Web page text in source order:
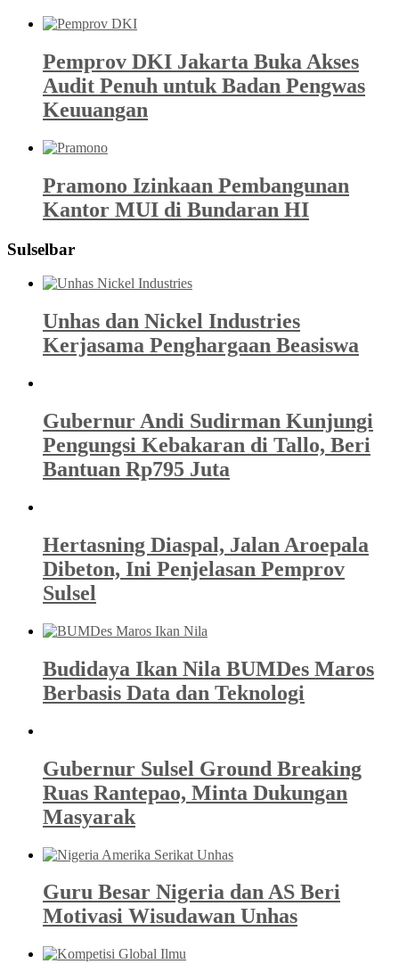
Pemprov DKI Jakarta Buka Akses
Audit Penuh untuk Badan Pengwas
Keuuangan
Pramono Izinkaan Pembangunan
Kantor MUI di Bundaran HI
Sulselbar
Unhas dan Nickel Industries
Kerjasama Penghargaan Beasiswa
Gubernur Andi Sudirman Kunjungi
Pengungsi Kebakaran di Tallo, Beri
Bantuan Rp795 Juta
Hertasning Diaspal, Jalan Aroepala
Dibeton, Ini Penjelasan Pemprov
Sulsel
Budidaya Ikan Nila BUMDes Maros
Berbasis Data dan Teknologi
Gubernur Sulsel Ground Breaking
Ruas Rantepao, Minta Dukungan
Masyarak
Guru Besar Nigeria dan AS Beri
Motivasi Wisudawan Unhas